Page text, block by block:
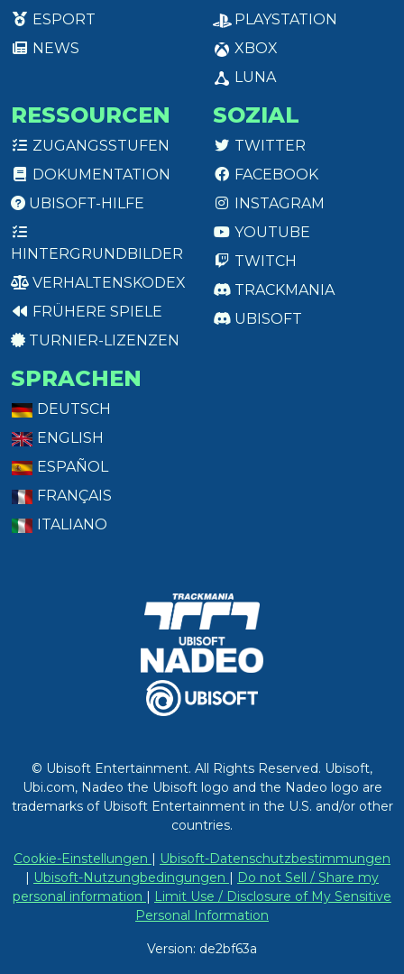
ESPORT
NEWS
PLAYSTATION
XBOX
LUNA
RESSOURCEN
ZUGANGSSTUFEN
DOKUMENTATION
UBISOFT-HILFE
HINTERGRUNDBILDER
VERHALTENSKODEX
FRÜHERE SPIELE
TURNIER-LIZENZEN
SOZIAL
TWITTER
FACEBOOK
INSTAGRAM
YOUTUBE
TWITCH
TRACKMANIA
UBISOFT
SPRACHEN
DEUTSCH
ENGLISH
ESPAÑOL
FRANÇAIS
ITALIANO
© Ubisoft Entertainment. All Rights Reserved. Ubisoft,
Ubi.com, Nadeo the Ubisoft logo and the Nadeo logo are
trademarks of Ubisoft Entertainment in the U.S. and/or other
countries.
Cookie-Einstellungen | Ubisoft-Datenschutzbestimmungen
| Ubisoft-Nutzungbedingungen | Do not Sell / Share my
personal information | Limit Use / Disclosure of My Sensitive
Personal Information
Version: de2bf63a